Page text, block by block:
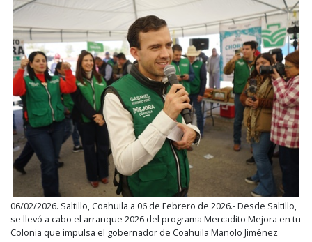
06/02/2026. Saltillo, Coahuila a 06 de Febrero de 2026.- Desde Saltillo,
se llevó a cabo el arranque 2026 del programa Mercadito Mejora en tu
Colonia que impulsa el gobernador de Coahuila Manolo Jiménez